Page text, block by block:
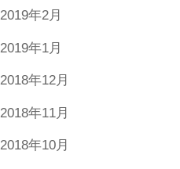
2019年2月
2019年1月
2018年12月
2018年11月
2018年10月